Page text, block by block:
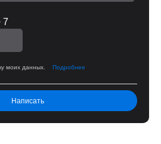
7
моих данных. Подробнее